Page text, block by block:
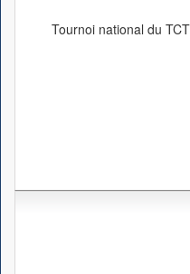
Tournoi national du